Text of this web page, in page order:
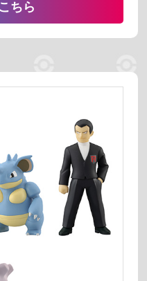
ポケモンセンター
ケット
ちら